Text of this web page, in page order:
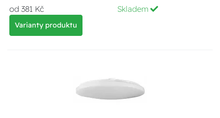
od 381 Kč Skladem
Varianty produktu